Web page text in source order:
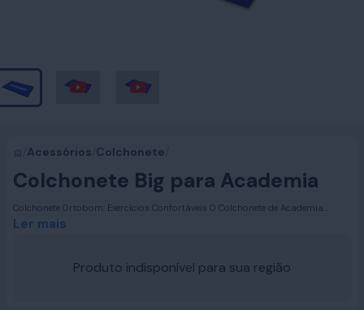
Acessórios Colchonete
Colchonete Big para Academia
Colchonete Ortobom: Exercícios Confortáveis O Colchonete de Academia
Ortobom é a escolha perfeita para quem busca conforto e desempenho na
agradável e eficiente.
Ler mais
Produto indisponível para sua região